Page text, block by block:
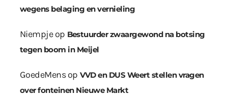
wegens belaging en vernieling
Niempjeop Bestuurder zwaargewond na botsing
tegen boom in Meijel
GoedeMensop VVD en DUS Weert stellen vragen
over fonteinen Nieuwe Markt